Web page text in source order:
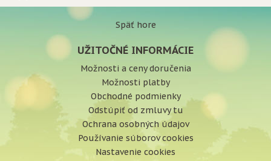
Späť hore
UŽITOČNÉ INFORMÁCIE
Možnosti a ceny doručenia
Možnosti platby
Obchodné podmienky
Odstúpiť od zmluvy tu
Ochrana osobných údajov
Používanie súborov cookies
Nastavenie cookies